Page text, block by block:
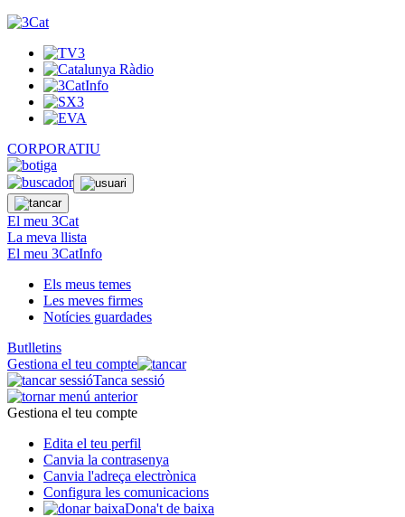
CORPORATIU
El meu 3Cat
La meva llista
El meu 3CatInfo
Els meus temes
Les meves firmes
Notícies guardades
Butlletins
Gestiona el teu compte
Tanca sessió
Gestiona el teu compte
Edita el teu perfil
Canvia la contrasenya
Canvia l'adreça electrònica
Configura les comunicacions
Dona't de baixa